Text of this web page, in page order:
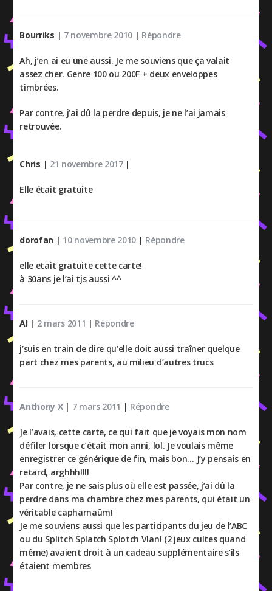
Bourriks | 7 novembre 2010 | Répondre
Ah, j’en ai eu une aussi. Je me souviens que ça valait
assez cher. Genre 100 ou 200F + deux enveloppes
timbrées.
Par contre, j’ai dû la perdre depuis, je ne l’ai jamais
retrouvée.
Chris | 21 novembre 2017|
Elle était gratuite
dorofan | 10 novembre 2010 | Répondre
elle etait gratuite cette carte!
à 30ans je l’ai tjs aussi ^^
Al | 2 mars 2011 | Répondre
j’suis en train de dire qu’elle doit aussi traîner quelque
part chez mes parents, au milieu d’autres trucs
Anthony X | 7 mars 2011 | Répondre
Je l’avais, cette carte, ce qui fait que je voyais mon nom
défiler lorsque c’était mon anni, lol. Je voulais même
enregistrer ce générique de fin, mais bon… J’y pensais en
retard, arghhh!!!!
Par contre, je ne sais plus où elle est passée, j’ai dû la
perdre dans ma chambre chez mes parents, qui était un
véritable capharnaüm!
Je me souviens aussi que les participants du jeu de l’ABC
ou du Splitch Splatch Splotch Vlan! (2 jeux cultes quand
même) avaient droit à un cadeau supplémentaire s’ils
étaient membres